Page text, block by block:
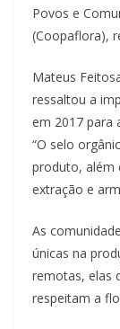
Povos e
(Coopaflora),
Mateus
ressaltou a
em 2017 para
“O selo
produto, além
extração e
As
únicas na
remotas, elas
respeitam a